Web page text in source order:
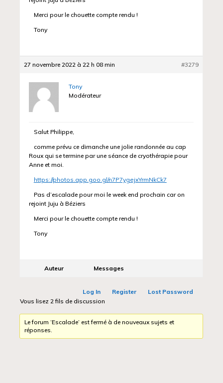
Merci pour le chouette compte rendu !
Tony
27 novembre 2022 à 22 h 08 min #3279
Tony
Modérateur
Salut Philippe,
comme prévu ce dimanche une jolie randonnée au cap
Roux qui se termine par une séance de cryothérapie pour
Anne et moi.
https://photos.app.goo.gl/n7P7ygejxYrmNkCk7
Pas d’escalade pour moi le week end prochain car on
rejoint Juju à Béziers
Merci pour le chouette compte rendu !
Tony
Auteur Messages
Log In Register
Lost Password
Vous lisez 2 fils de discussion
Le forum ‘Escalade’ est fermé à de nouveaux sujets et
réponses.